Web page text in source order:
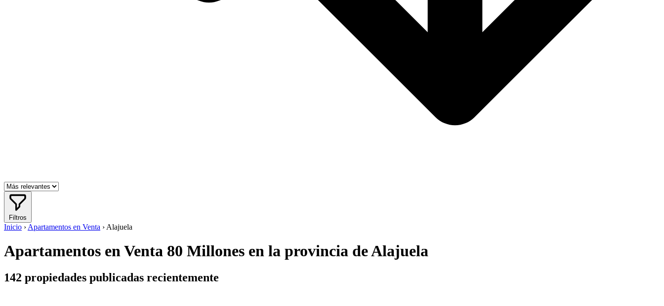
Filtros
Inicio › Apartamentos en Venta › Alajuela
Apartamentos en Venta 80 Millones en la provincia de Alajuela
142 propiedades publicadas recientemente